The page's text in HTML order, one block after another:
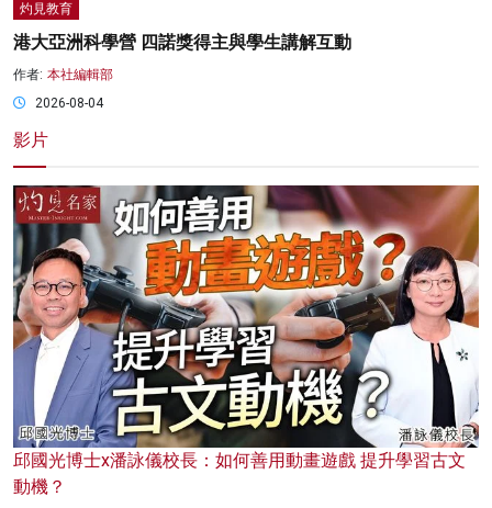
灼見教育
港大亞洲科學營 四諾獎得主與學生講解互動
作者: 本社編輯部
2026-08-04
影片
邱國光博士x潘詠儀校長：如何善用動畫遊戲 提升學習古文
動機？